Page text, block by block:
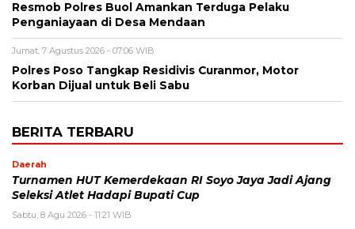
Resmob Polres Buol Amankan Terduga Pelaku
Penganiayaan di Desa Mendaan
Jumat, 7 Agustus 2026 - 07:06 WIB
Polres Poso Tangkap Residivis Curanmor, Motor
Korban Dijual untuk Beli Sabu
BERITA TERBARU
Daerah
Turnamen HUT Kemerdekaan RI Soyo Jaya Jadi Ajang
Seleksi Atlet Hadapi Bupati Cup
Sabtu, 8 Agu 2026 - 11:21 WIB